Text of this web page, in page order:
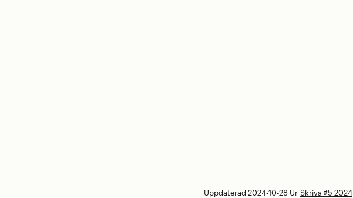
Uppdaterad 2024-10-28 Ur Skriva #5 2024